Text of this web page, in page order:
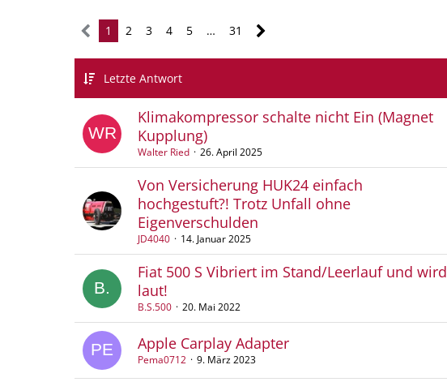
1 2 3 4 5 … 31
Letzte Antwort
Klimakompressor schalte nicht Ein (Magnet
Kupplung)
Walter Ried 26. April 2025
Von Versicherung HUK24 einfach
hochgestuft?! Trotz Unfall ohne
Eigenverschulden
JD4040 14. Januar 2025
Fiat 500 S Vibriert im Stand/Leerlauf und wird
laut!
B.S.500 20. Mai 2022
Apple Carplay Adapter
Pema0712 9. März 2023